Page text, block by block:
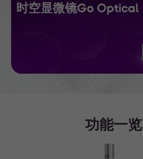
时空显微镜Go Optical
功能一览